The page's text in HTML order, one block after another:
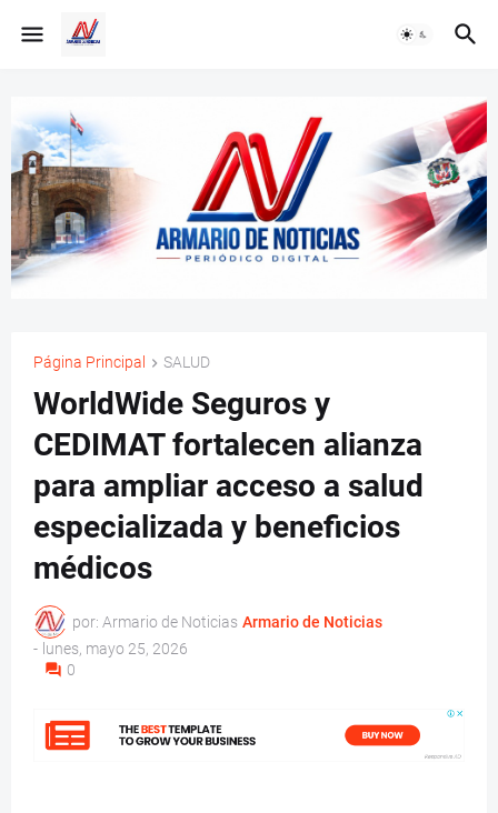
Página Principal SALUD
WorldWide Seguros y
CEDIMAT fortalecen alianza
para ampliar acceso a salud
especializada y beneficios
médicos
por: Armario de Noticias Armario de Noticias
- lunes, mayo 25, 2026
0